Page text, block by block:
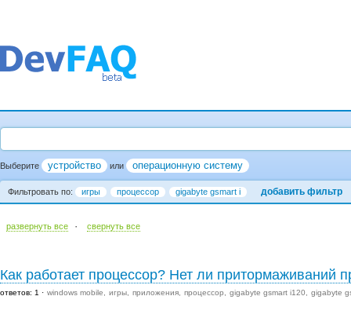
Выберите устройство или операционную систему
Фильтровать по: игры процессор gigabyte gsmart i добавить фильтр
развернуть все · cвернуть все
Как работает процессор? Нет ли притормаживаний
ответов: 1 windows mobile игры приложения процессор gigabyte gsmart i120 gigabyte